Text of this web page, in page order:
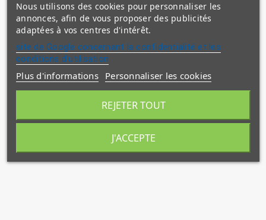
Nous utilisons des cookies pour personnaliser les
annonces, afin de vous proposer des publicités
adaptées à vos centres d'intérêt.
site de Google concernant la confidentialité et les
conditions d'utilisation
Plus d'informations Personnaliser les cookies
REJETER TOUT
J'ACCEPTE